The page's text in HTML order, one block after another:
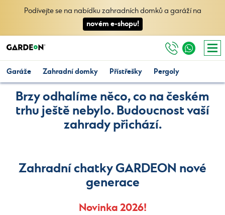
Podívejte se na nabídku zahradních domků a garáží na
novém e-shopu!
Garáže Zahradní domky Přístřešky Pergoly
Brzy odhalíme něco, co na českém
trhu ještě nebylo. Budoucnost vaší
zahrady přichází.
Zahradní chatky GARDEON nové
generace
Novinka 2026!